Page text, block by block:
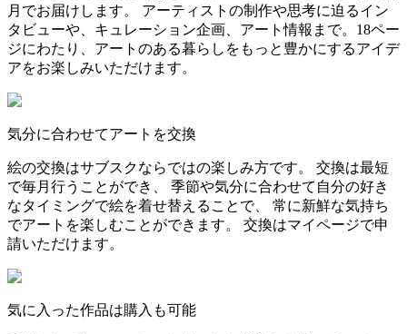
月でお届けします。 アーティストの制作や思考に迫るイン
タビューや、キュレーション企画、アート情報まで。18ペー
ジにわたり、アートのある暮らしをもっと豊かにするアイデ
アをお楽しみいただけます。
気分に合わせてアートを交換
絵の交換はサブスクならではの楽しみ方です。 交換は最短
で毎月行うことができ、 季節や気分に合わせて自分の好き
なタイミングで絵を着せ替えることで、 常に新鮮な気持ち
でアートを楽しむことができます。 交換はマイページで申
請いただけます。
気に入った作品は購入も可能